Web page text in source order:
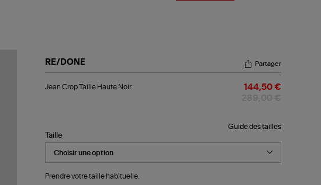
RE/DONE
Crop
Partager
Jean Crop Taille Haute Noir 144,50 €
Guide des tailles
Taille
Prendre votre taille habituelle.